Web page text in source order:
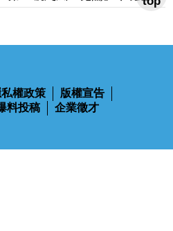
私權政策
版權宣告
料投稿 企業徵才